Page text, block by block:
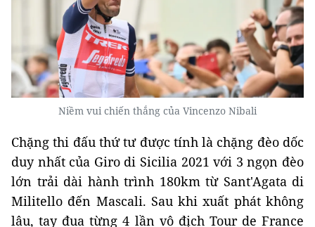
Niềm vui chiến thắng của Vincenzo Nibali
Chặng thi đấu thứ tư được tính là chặng đèo dốc
duy nhất của Giro di Sicilia 2021 với 3 ngọn đèo
lớn trải dài hành trình 180km từ Sant'Agata di
Militello đến Mascali. Sau khi xuất phát không
lâu, tay đua từng 4 lần vô địch Tour de France